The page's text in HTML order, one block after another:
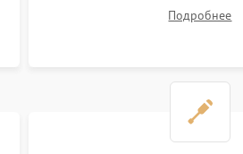
кухонной плиты а такжеПодробнее